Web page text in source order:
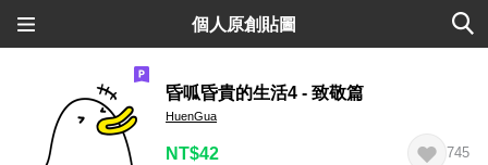
個人原創貼圖
昏呱昏貴的生活4 - 致敬篇
HuenGua
NT$42 745